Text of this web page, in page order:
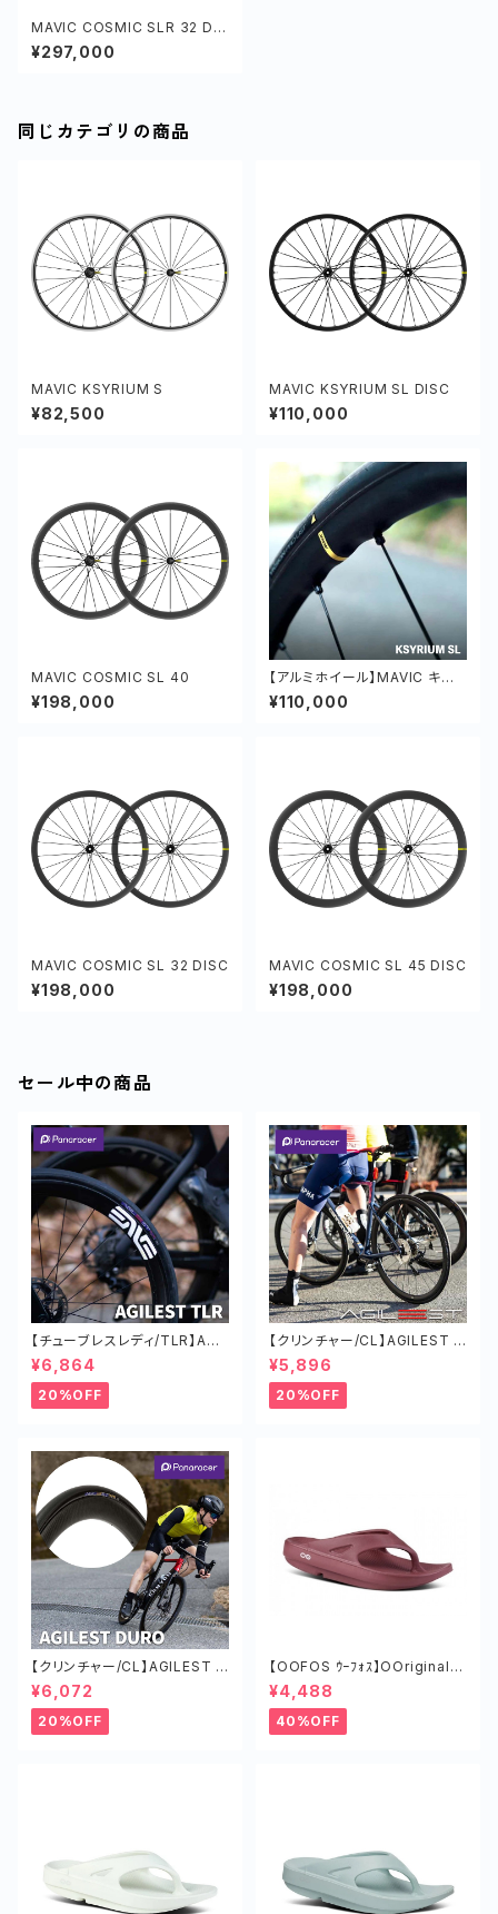
MAVIC COSMIC SLR 32 DIS
C
¥297,000
同じカテゴリの商品
MAVIC KSYRIUM S
¥82,500
MAVIC KSYRIUM SL DISC
¥110,000
MAVIC COSMIC SL 40
¥198,000
【アルミホイール】MAVIC キシリ
ウム SL 前後セット 軽量 オール
ラウンド アルミ
¥110,000
MAVIC COSMIC SL 32 DISC
¥198,000
MAVIC COSMIC SL 45 DISC
¥198,000
セール中の商品
【チューブレスレディ/TLR】AGI
LEST TLR タイヤ オールラウン
ド ロードバイク 軽い
¥6,864
20%OFF
【クリンチャー/CL】AGILEST タ
イヤ オールラウンド ロードバイ
ク 軽い チューブド
¥5,896
20%OFF
【クリンチャー/CL】AGILEST D
URO タイヤ ロードバイク ツー
リング チューブド 軽い
¥6,072
20%OFF
【OOFOS ｳｰﾌｫｽ】OOriginalｳｰ
ｵﾘｼﾞﾅﾙ MARS RED
¥4,488
40%OFF